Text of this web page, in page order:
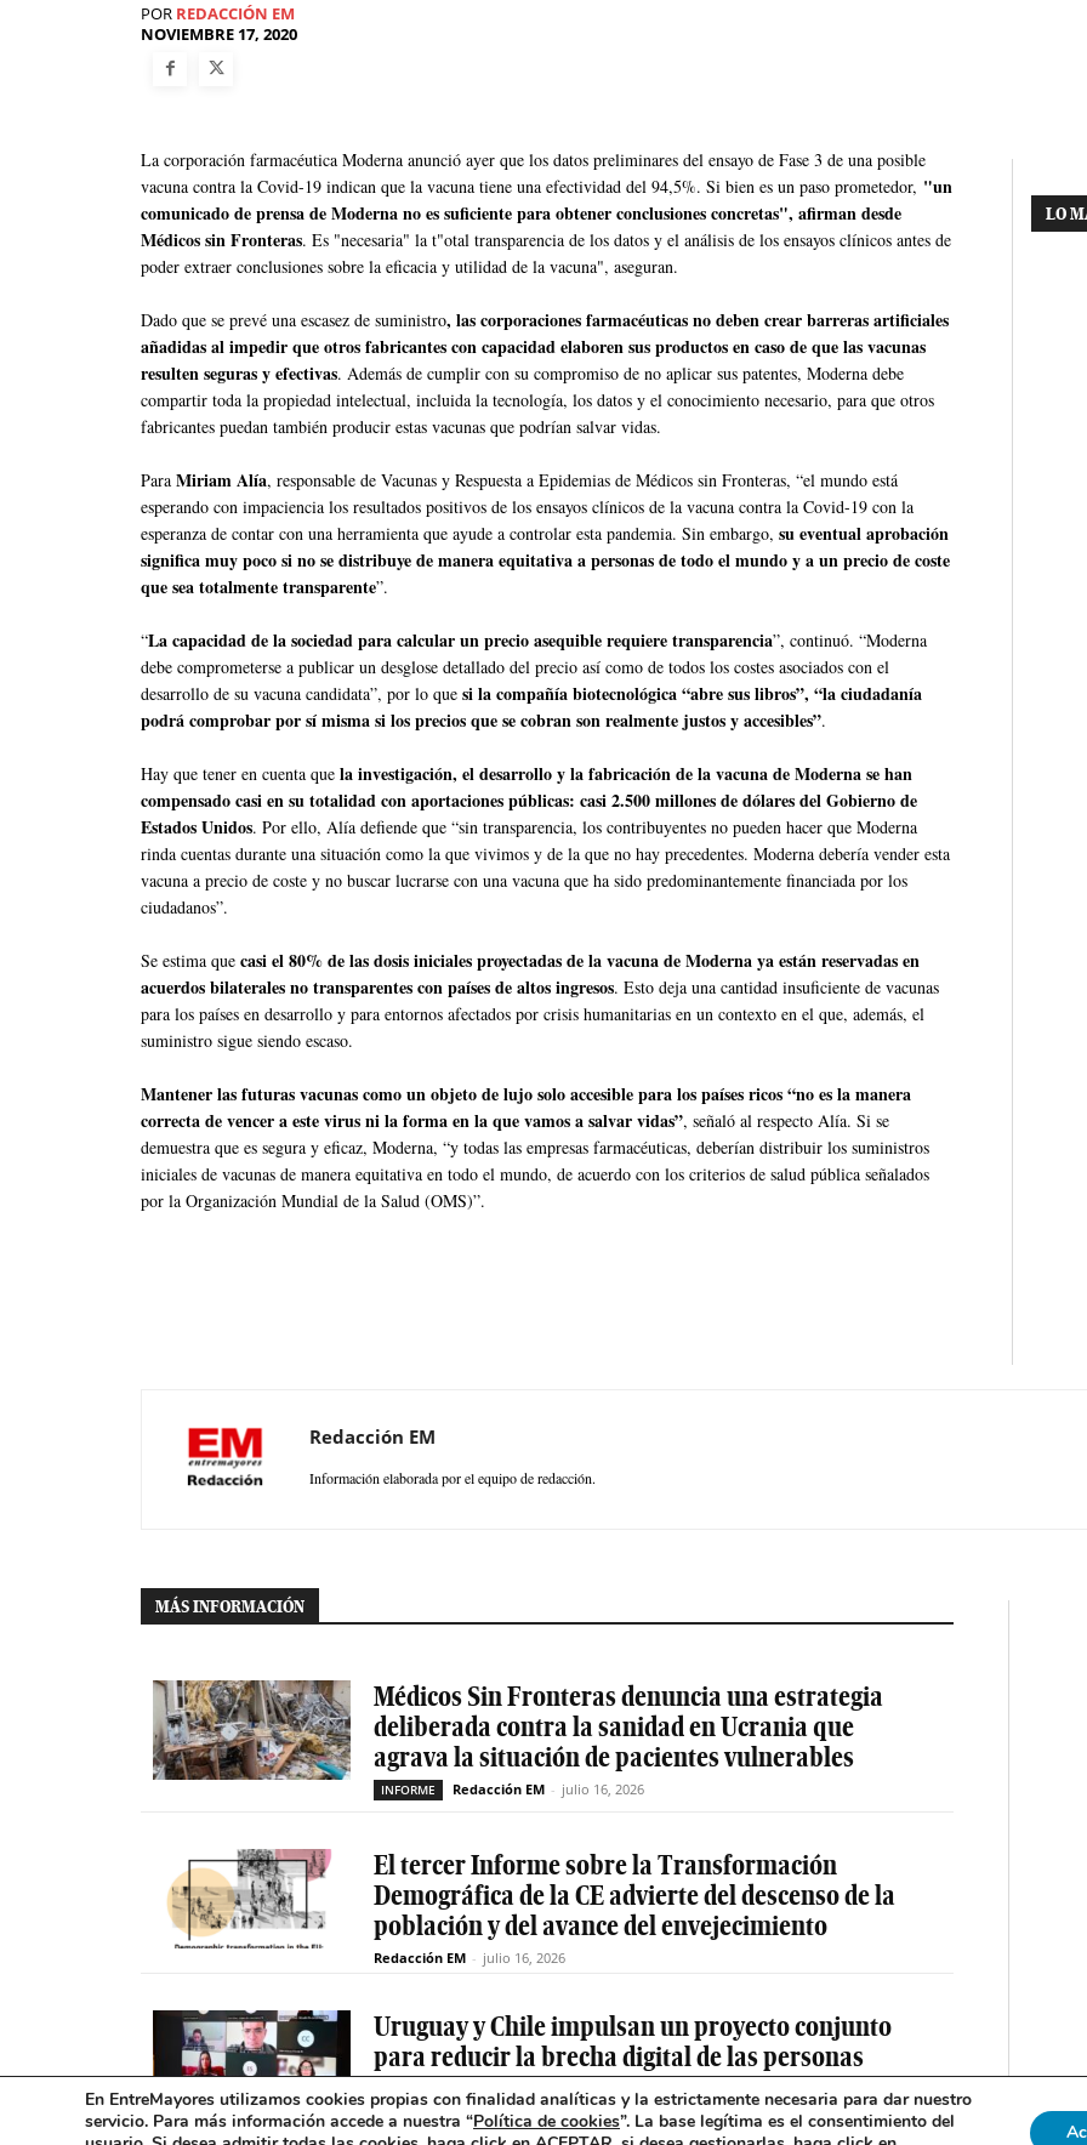
POR REDACCIÓN EM
NOVIEMBRE 17, 2020
La corporación farmacéutica Moderna anunció ayer que los datos preliminares del ensayo de Fase 3 de una posible
vacuna contra la Covid-19 indican que la vacuna tiene una efectividad del 94,5%. Si bien es un paso prometedor, "un
comunicado de prensa de Moderna no es suficiente para obtener conclusiones concretas", afirman desde
Médicos sin Fronteras. Es "necesaria" la t"otal transparencia de los datos y el análisis de los ensayos clínicos antes de
poder extraer conclusiones sobre la eficacia y utilidad de la vacuna", aseguran.
Dado que se prevé una escasez de suministro, las corporaciones farmacéuticas no deben crear barreras artificiales
añadidas al impedir que otros fabricantes con capacidad elaboren sus productos en caso de que las vacunas
resulten seguras y efectivas. Además de cumplir con su compromiso de no aplicar sus patentes, Moderna debe
compartir toda la propiedad intelectual, incluida la tecnología, los datos y el conocimiento necesario, para que otros
fabricantes puedan también producir estas vacunas que podrían salvar vidas.
Para Miriam Alía, responsable de Vacunas y Respuesta a Epidemias de Médicos sin Fronteras, “el mundo está
esperando con impaciencia los resultados positivos de los ensayos clínicos de la vacuna contra la Covid-19 con la
esperanza de contar con una herramienta que ayude a controlar esta pandemia. Sin embargo, su eventual aprobación
significa muy poco si no se distribuye de manera equitativa a personas de todo el mundo y a un precio de coste
que sea totalmente transparente”.
“La capacidad de la sociedad para calcular un precio asequible requiere transparencia”, continuó. “Moderna
debe comprometerse a publicar un desglose detallado del precio así como de todos los costes asociados con el
desarrollo de su vacuna candidata”, por lo que si la compañía biotecnológica “abre sus libros”, “la ciudadanía
podrá comprobar por sí misma si los precios que se cobran son realmente justos y accesibles”.
Hay que tener en cuenta que la investigación, el desarrollo y la fabricación de la vacuna de Moderna se han
compensado casi en su totalidad con aportaciones públicas: casi 2.500 millones de dólares del Gobierno de
Estados Unidos. Por ello, Alía defiende que “sin transparencia, los contribuyentes no pueden hacer que Moderna
rinda cuentas durante una situación como la que vivimos y de la que no hay precedentes. Moderna debería vender esta
vacuna a precio de coste y no buscar lucrarse con una vacuna que ha sido predominantemente financiada por los
ciudadanos”.
Se estima que casi el 80% de las dosis iniciales proyectadas de la vacuna de Moderna ya están reservadas en
acuerdos bilaterales no transparentes con países de altos ingresos. Esto deja una cantidad insuficiente de vacunas
para los países en desarrollo y para entornos afectados por crisis humanitarias en un contexto en el que, además, el
suministro sigue siendo escaso.
Mantener las futuras vacunas como un objeto de lujo solo accesible para los países ricos “no es la manera
correcta de vencer a este virus ni la forma en la que vamos a salvar vidas”, señaló al respecto Alía. Si se
demuestra que es segura y eficaz, Moderna, “y todas las empresas farmacéuticas, deberían distribuir los suministros
iniciales de vacunas de manera equitativa en todo el mundo, de acuerdo con los criterios de salud pública señalados
por la Organización Mundial de la Salud (OMS)”.
LO
Redacción EM
Información elaborada por el equipo de redacción.
MÁS INFORMACIÓN
Médicos Sin Fronteras denuncia una estrategia
deliberada contra la sanidad en Ucrania que
agrava la situación de pacientes vulnerables
INFORME Redacción EM - julio 16, 2026
El tercer Informe sobre la Transformación
Demográfica de la CE advierte del descenso de la
población y del avance del envejecimiento
Redacción EM - julio 16, 2026
Uruguay y Chile impulsan un proyecto conjunto
para reducir la brecha digital de las personas
mayores
INCLUSIÓN DIGITAL Redacción EM - julio 14, 2026
En EntreMayores utilizamos cookies propias con finalidad analíticas y la estrictamente necesaria para dar nuestro
servicio. Para más información accede a nuestra “Política de cookies”. La base legítima es el consentimiento del